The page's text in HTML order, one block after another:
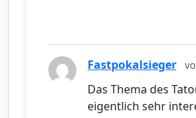
Fastpokalsieger
Das Thema des
eigentlich sehr